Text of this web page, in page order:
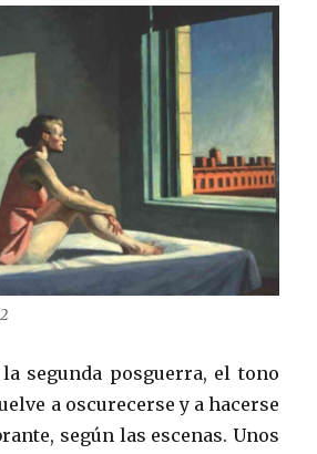
segunda posguerra, el tono
a oscurecerse y a hacerse
según las escenas. Unos